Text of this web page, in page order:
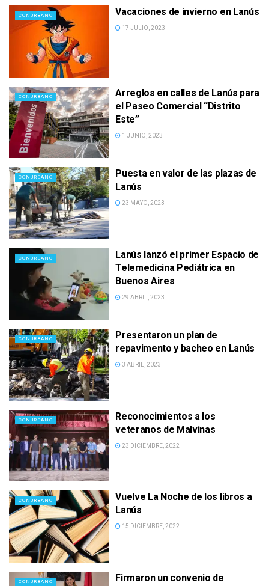
CONURBANO Vacaciones de invierno en Lanús
17 JULIO, 2023
CONURBANO
Arreglos en calles de Lanús para
el Paseo Comercial “Distrito
Este”
1 JUNIO, 2023
CONURBANO
Puesta en valor de las plazas de
Lanús
23 MAYO, 2023
CONURBANO
Lanús lanzó el primer Espacio de
Telemedicina Pediátrica en
Buenos Aires
29 ABRIL, 2023
CONURBANO
Presentaron un plan de
repavimento y bacheo en Lanús
3 ABRIL, 2023
CONURBANO
Reconocimientos a los
veteranos de Malvinas
23 DICIEMBRE, 2022
CONURBANO
Vuelve La Noche de los libros a
Lanús
15 DICIEMBRE, 2022
CONURBANO
Firmaron un convenio de